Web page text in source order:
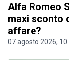
Alfa Romeo
maxi sconto
affare?
07 agosto 2026,